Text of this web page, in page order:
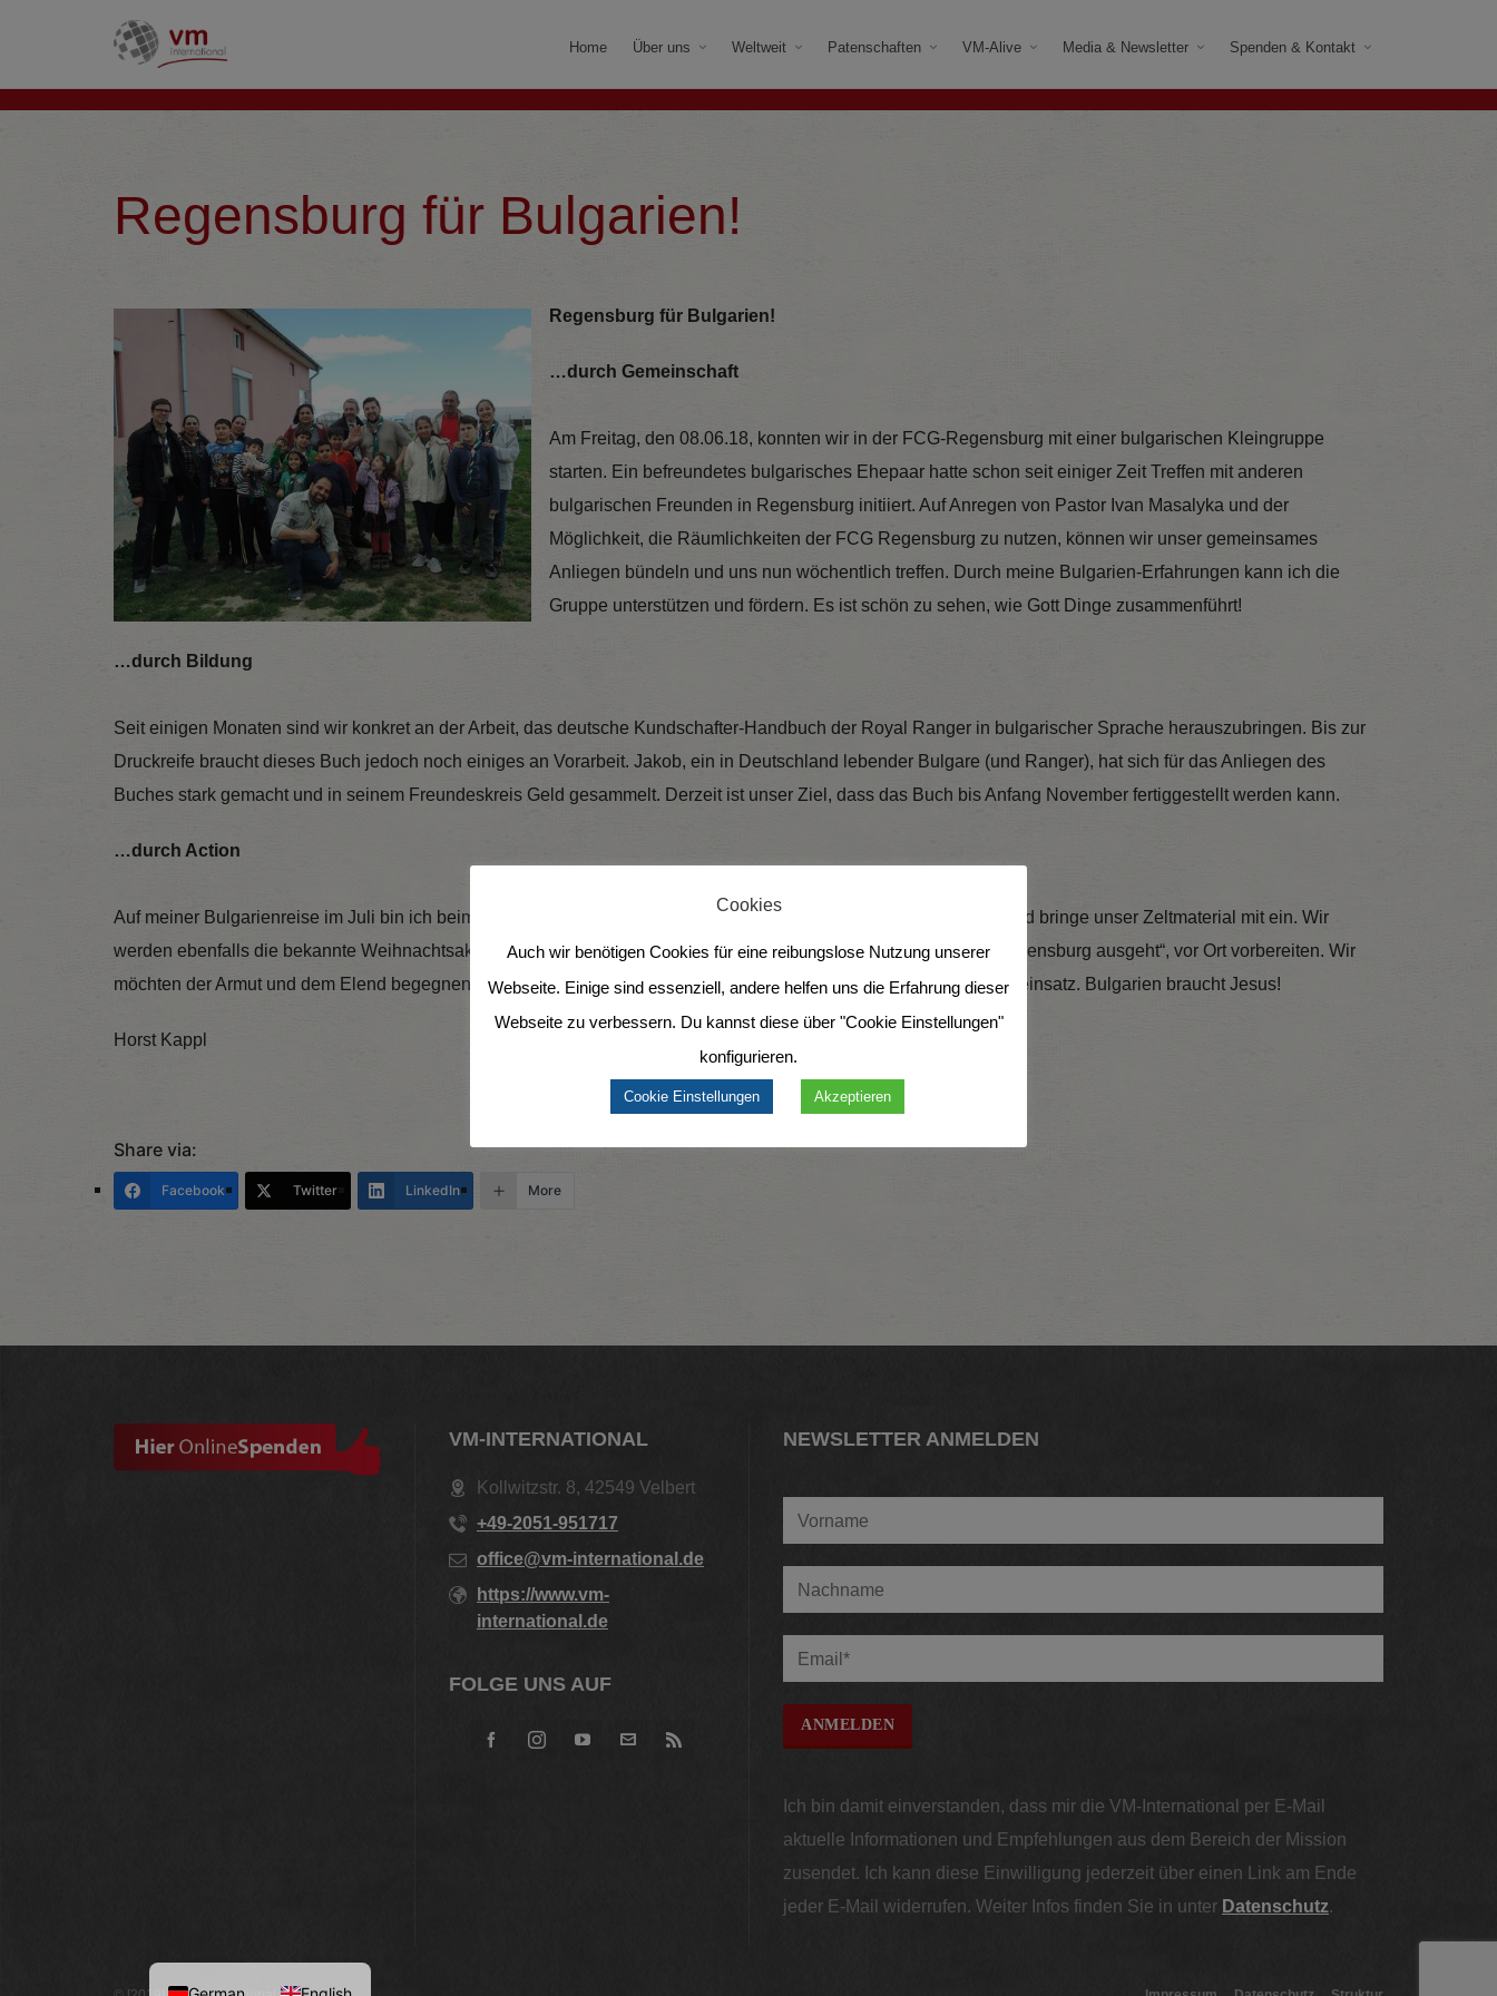
Home Über uns Weltweit Patenschaften VM-Alive Media & Newsletter Spenden & Kontakt
Regensburg für Bulgarien!
Regensburg für Bulgarien!
…durch Gemeinschaft
Am Freitag, den 08.06.18, konnten wir in der FCG-Regensburg mit einer bulgarischen Kleingruppe
starten. Ein befreundetes bulgarisches Ehepaar hatte schon seit einiger Zeit Treffen mit anderen
bulgarischen Freunden in Regensburg initiiert. Auf Anregen von Pastor Ivan Masalyka und der
Möglichkeit, die Räumlichkeiten der FCG Regensburg zu nutzen, können wir unser gemeinsames
Anliegen bündeln und uns nun wöchentlich treffen. Durch meine Bulgarien-Erfahrungen kann ich die
Gruppe unterstützen und fördern. Es ist schön zu sehen, wie Gott Dinge zusammenführt!
…durch Bildung
Seit einigen Monaten sind wir konkret an der Arbeit, das deutsche Kundschafter-Handbuch der Royal Ranger in bulgarischer Sprache herauszubringen. Bis zur
Druckreife braucht dieses Buch jedoch noch einiges an Vorarbeit. Jakob, ein in Deutschland lebender Bulgare (und Ranger), hat sich für das Anliegen des
Buches stark gemacht und in seinem Freundeskreis Geld gesammelt. Derzeit ist unser Ziel, dass das Buch bis Anfang November fertiggestellt werden kann.
…durch Action
Auf meiner Bulgarienreise im Juli bin ich beim Sommercamp der Royal Rangers in Pervomai als Songwart dabei und bringe unser Zeltmaterial mit ein. Wir
werden ebenfalls die bekannte Weihnachtsaktion Aktion „Strahlende Augen”, die von unserem Rangerstamm in Regensburg ausgeht“, vor Ort vorbereiten. Wir
möchten der Armut und dem Elend begegnen. Bei meiner letzten Reise im März machten wir auch einen Gefängniseinsatz. Bulgarien braucht Jesus!
Horst Kappl
Share via:
Facebook Twitter LinkedIn More
VM-INTERNATIONAL
Kollwitzstr. 8, 42549 Velbert
+49-2051-951717
office@vm-international.de
https://www.vm-
international.de
FOLGE UNS AUF
NEWSLETTER ANMELDEN
Ich bin damit einverstanden, dass mir die VM-International per E-Mail
aktuelle Informationen und Empfehlungen aus dem Bereich der Mission
zusendet. Ich kann diese Einwilligung jederzeit über einen Link am Ende
jeder E-Mail widerrufen. Weiter Infos finden Sie in unter Datenschutz.
Cookies
Auch wir benötigen Cookies für eine reibungslose Nutzung unserer
Webseite. Einige sind essenziell, andere helfen uns die Erfahrung dieser
Webseite zu verbessern. Du kannst diese über "Cookie Einstellungen"
konfigurieren.
Cookie Einstellungen Akzeptieren